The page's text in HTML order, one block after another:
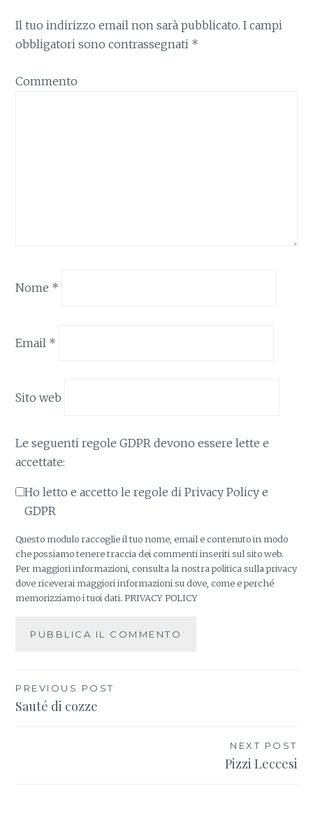
Il tuo indirizzo email non sarà pubblicato. I campi
obbligatori sono contrassegnati *
Commento
Nome *
Email *
Sito web
Le seguenti regole GDPR devono essere lette e
accettate:
Ho letto e accetto le regole di Privacy Policy e
GDPR
Questo modulo raccoglie il tuo nome, email e contenuto in modo
che possiamo tenere traccia dei commenti inseriti sul sito web.
Per maggiori informazioni, consulta la nostra politica sulla privacy
dove riceverai maggiori informazioni su dove, come e perché
memorizziamo i tuoi dati.PRIVACY POLICY
Navigazione
PREVIOUS POST
Sauté di cozze
NEXT POST
Pizzi Leccesi